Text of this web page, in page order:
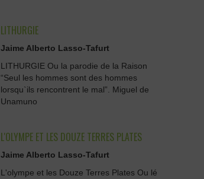
LITHURGIE
Jaime Alberto Lasso-Tafurt
LITHURGIE Ou la parodie de la Raison
“Seul les hommes sont des hommes
lorsqu`ils rencontrent le mal”. Miguel de
Unamuno
L'OLYMPE ET LES DOUZE TERRES PLATES
Jaime Alberto Lasso-Tafurt
L'olympe et les Douze Terres Plates Ou lé